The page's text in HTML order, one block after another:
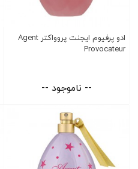
ادو پرفیوم ایجنت پروواکتر Agent
Provocateur
-- ناموجود --